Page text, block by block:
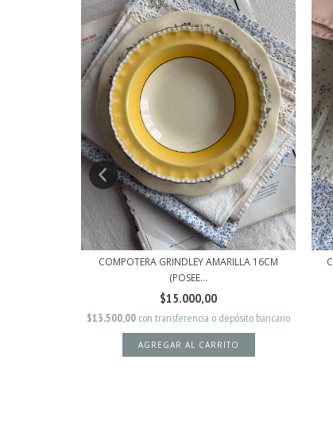
COMPOTERA GRINDLEY AMARILLA 16CM
(POSEE...
$15.000,00
$13.500,00 con transferencia o depósito bancario